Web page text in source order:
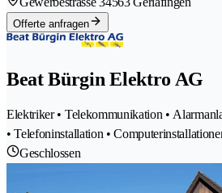
Offerte anfragen
Beat Bürgin Elektro AG
Elektriker • Telekommunikation •
• Telefoninstallation •
Geschlossen